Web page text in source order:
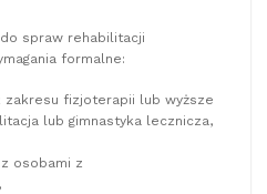
spraw rehabilitacji
formalne:
zakresu fizjoterapii lub wyższe
lub gimnastyka lecznicza,
osobami z